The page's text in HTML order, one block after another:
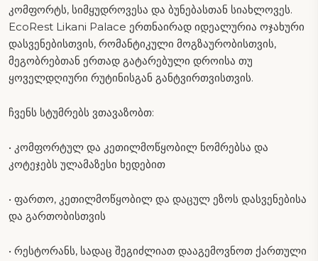
კომფორტს, სიმყუდროვესა და ბუნებასთან სიახლოვეს.
EcoRest Likani Palace ერთნაირად იდეალურია ოჯახური
დასვენებისთვის, რომანტიკული მოგზაურობისთვის,
მეგობრებთან ერთად გატარებული დროისა თუ
ყოველდღიური რუტინისგან განტვირთვისთვის.
ჩვენს სტუმრებს ვთავაზობთ:
• კომფორტულ და კეთილმოწყობილ ნომრებსა და
კოტეჯებს ულამაზესი ხედებით
• ფართო, კეთილმოწყობილ და დაცულ ეზოს დასვენებისა
და გართობისთვის
• რესტორანს, სადაც შეგიძლიათ დააგემოვნოთ ქართული